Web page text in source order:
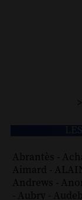
Abrantès -
Aimard -
Andrews -
- Aubry -